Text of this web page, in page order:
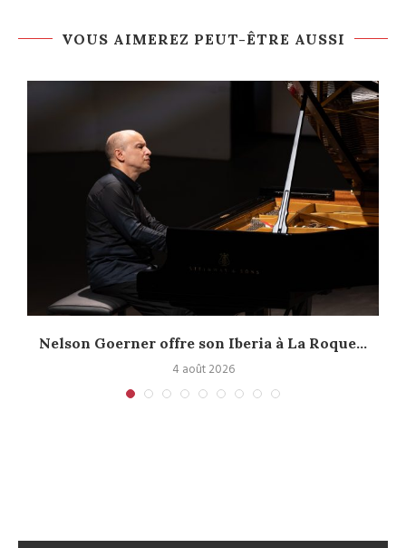
VOUS AIMEREZ PEUT-ÊTRE AUSSI
Nelson Goerner offre son Iberia à La Roque...
4 août 2026